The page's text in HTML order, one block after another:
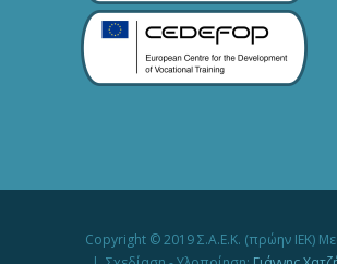
Copyright © 2019 Σ.Α.Ε.Κ. (πρώην ΙΕΚ)